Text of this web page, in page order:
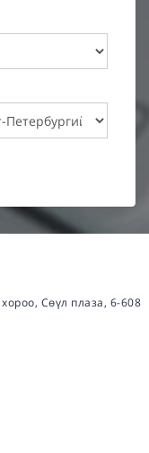
Сөүл плаза, 6-608